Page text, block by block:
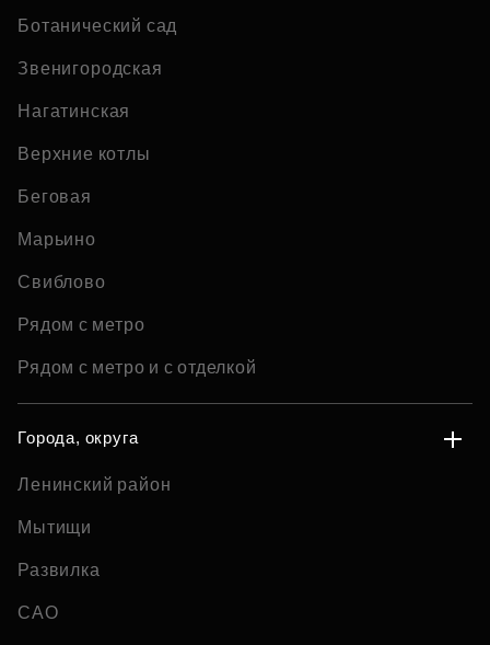
Ботанический сад
Звенигородская
Нагатинская
Верхние котлы
Беговая
Марьино
Свиблово
Рядом с метро
Рядом с метро и с отделкой
Города, округа
Ленинский район
Мытищи
Развилка
САО